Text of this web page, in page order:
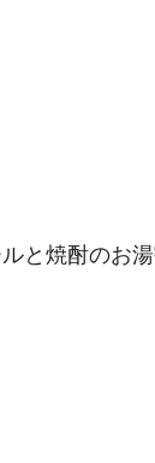
と焼酎のお湯